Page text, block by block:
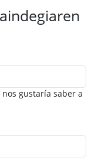
gustaría saber a